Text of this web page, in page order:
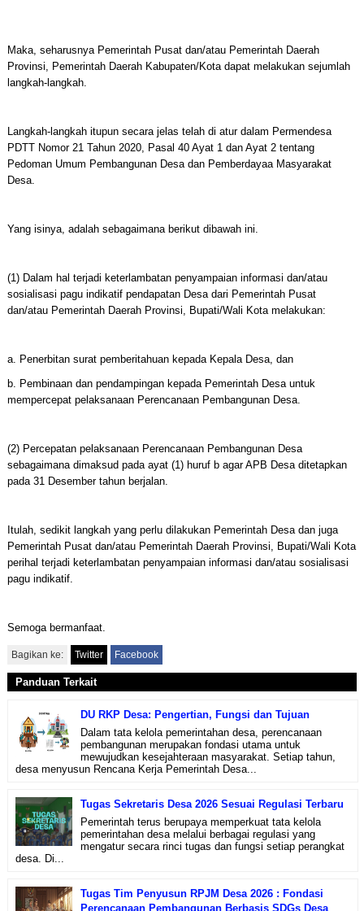
Maka, seharusnya Pemerintah Pusat dan/atau Pemerintah Daerah
Provinsi, Pemerintah Daerah Kabupaten/Kota dapat melakukan sejumlah
langkah-langkah.
Langkah-langkah itupun secara jelas telah di atur dalam Permendesa
PDTT Nomor 21 Tahun 2020, Pasal 40 Ayat 1 dan Ayat 2 tentang
Pedoman Umum Pembangunan Desa dan Pemberdayaa Masyarakat
Desa.
Yang isinya, adalah sebagaimana berikut dibawah ini.
(1) Dalam hal terjadi keterlambatan penyampaian informasi dan/atau
sosialisasi pagu indikatif pendapatan Desa dari Pemerintah Pusat
dan/atau Pemerintah Daerah Provinsi, Bupati/Wali Kota melakukan:
a. Penerbitan surat pemberitahuan kepada Kepala Desa, dan
b. Pembinaan dan pendampingan kepada Pemerintah Desa untuk
mempercepat pelaksanaan Perencanaan Pembangunan Desa.
(2) Percepatan pelaksanaan Perencanaan Pembangunan Desa
sebagaimana dimaksud pada ayat (1) huruf b agar APB Desa ditetapkan
pada 31 Desember tahun berjalan.
Itulah, sedikit langkah yang perlu dilakukan Pemerintah Desa dan juga
Pemerintah Pusat dan/atau Pemerintah Daerah Provinsi, Bupati/Wali Kota
perihal terjadi keterlambatan penyampaian informasi dan/atau sosialisasi
pagu indikatif.
Semoga bermanfaat.
Bagikan ke: Twitter Facebook
Panduan Terkait
DU RKP Desa: Pengertian, Fungsi dan Tujuan
Dalam tata kelola pemerintahan desa, perencanaan
pembangunan merupakan fondasi utama untuk
mewujudkan kesejahteraan masyarakat. Setiap tahun,
desa menyusun Rencana Kerja Pemerintah Desa...
Tugas Sekretaris Desa 2026 Sesuai Regulasi Terbaru
Pemerintah terus berupaya memperkuat tata kelola
pemerintahan desa melalui berbagai regulasi yang
mengatur secara rinci tugas dan fungsi setiap perangkat
desa. Di...
Tugas Tim Penyusun RPJM Desa 2026 : Fondasi
Perencanaan Pembangunan Berbasis SDGs Desa